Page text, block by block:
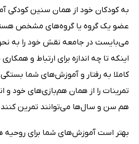
به کودکان خود از همان سنین کودکی
عضو یک گروه یا گروه‌های مشخص
می‌بایست در جامعه نقش خود را به
اینکه تا چه اندازه برای ارتباط و
کاملا به رفتار و آموزش‌های شما
تمرینات را از همان هم‌بازی‌های خود و
هم سن و سال‌ها می‌توانند تمرین
بهتر است آموزش‌های شما برای روحیه